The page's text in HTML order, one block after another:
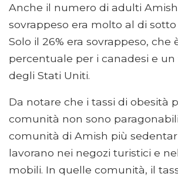
Anche il numero di adulti
sovrappeso era molto al di
Solo il 26% era sovrappeso, che
percentuale per i canadesi e un
degli Stati Uniti.
Da notare che i tassi di obesità
comunità non sono
comunità di Amish più
lavorano nei negozi turistici e
mobili. In quelle comunità, il